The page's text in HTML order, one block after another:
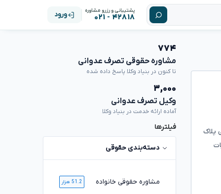
پشتیبانی و رزرو مشاوره
۴۲۸۱۸ - ۰۲۱ ورود
۱۴۸۰ مترمربع اراضی ملی پلاک
۷۷۴
مشاوره حقوقی تصرف عدوانی
تا کنون در بنیاد وکلا پاسخ داده شده
۳,۰۰۰
وکیل تصرف عدوانی
آماده ارائه خدمت در بنیاد وکلا
فیلترها
دسته‌بندی حقوقی
مشاوره حقوقی خانواده 51.2 هزار